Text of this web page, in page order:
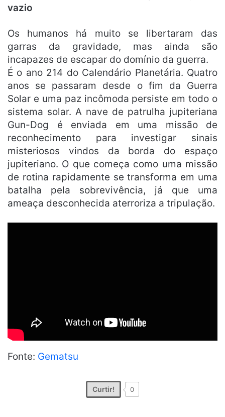
vazio
Os humanos há muito se libertaram das
garras da gravidade, mas ainda são
incapazes de escapar do domínio da guerra.
É o ano 214 do Calendário Planetária. Quatro
anos se passaram desde o fim da Guerra
Solar e uma paz incômoda persiste em todo o
sistema solar. A nave de patrulha jupiteriana
Gun-Dog é enviada em uma missão de
reconhecimento para investigar sinais
misteriosos vindos da borda do espaço
jupiteriano. O que começa como uma missão
de rotina rapidamente se transforma em uma
batalha pela sobrevivência, já que uma
ameaça desconhecida aterroriza a tripulação.
Fonte: Gematsu
Curtir! 0